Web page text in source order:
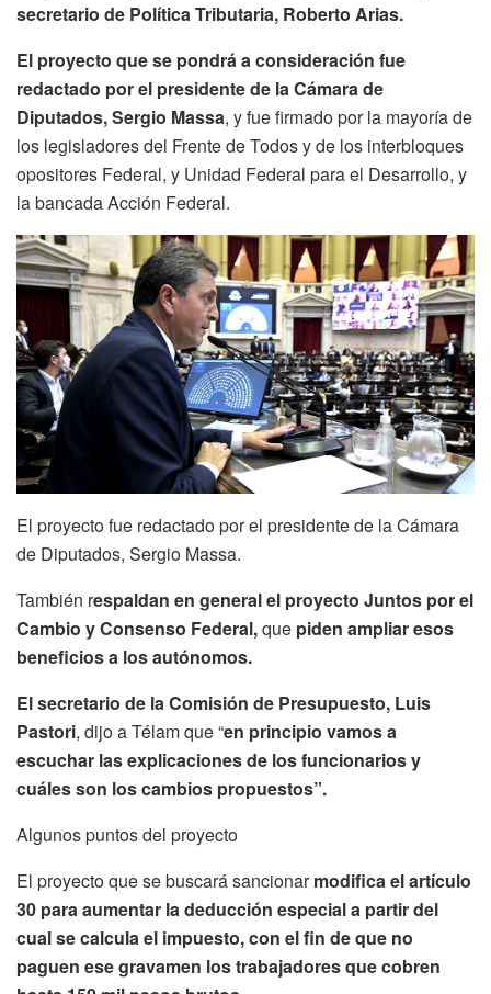
secretario de Política Tributaria, Roberto Arias.
El proyecto que se pondrá a consideración fue
redactado por el presidente de la Cámara de
Diputados, Sergio Massa, y fue firmado por la mayoría de
los legisladores del Frente de Todos y de los interbloques
opositores Federal, y Unidad Federal para el Desarrollo, y
la bancada Acción Federal.
El proyecto fue redactado por el presidente de la Cámara
de Diputados, Sergio Massa.
También respaldan en general el proyecto Juntos por el
Cambio y Consenso Federal,que piden ampliar esos
beneficios a los autónomos.
El secretario de la Comisión de Presupuesto, Luis
Pastori, dijo a Télam que “en principio vamos a
escuchar las explicaciones de los funcionarios y
cuáles son los cambios propuestos”.
Algunos puntos del proyecto
El proyecto que se buscará sancionarmodifica el artículo
30 para aumentar la deducción especial a partir del
cual se calcula el impuesto, con el fin de que no
paguen ese gravamen los trabajadores que cobren